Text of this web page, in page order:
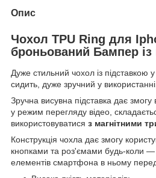
Опис
Чохол TPU Ring для
броньований Бампер із
Дуже стильний чохол із підставкою
сидить, дуже зручний у
Зручна висувна підставка дає
у режим перегляду відео,
використовуватися з магнітними
Конструкція чохла дає змогу
кнопками та роз'ємами будь-коли —
елементів смартфона в ньому